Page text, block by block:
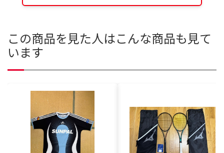
この商品を見た人はこんな商品も見て
います